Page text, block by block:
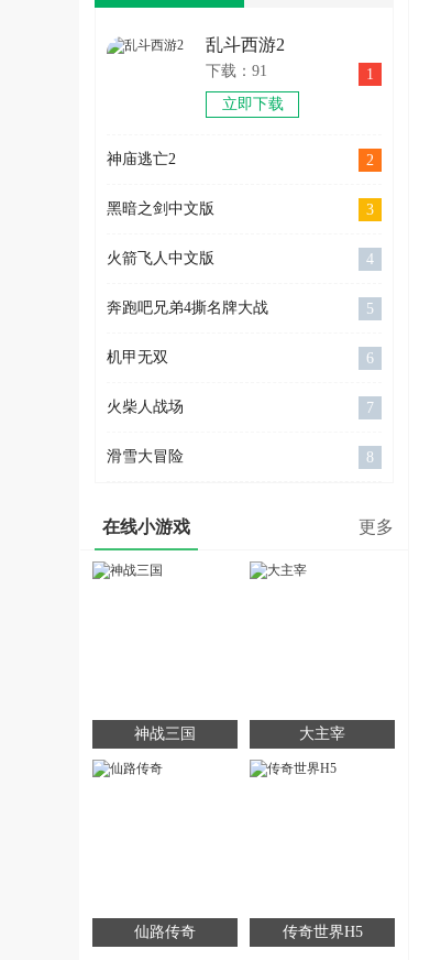
乱斗西游2
下载：91
立即下载
1
神庙逃亡2 2
黑暗之剑中文版 3
火箭飞人中文版 4
奔跑吧兄弟4撕名牌大战 5
机甲无双 6
火柴人战场 7
滑雪大冒险 8
在线小游戏 更多
神战三国 大主宰
仙路传奇 传奇世界H5